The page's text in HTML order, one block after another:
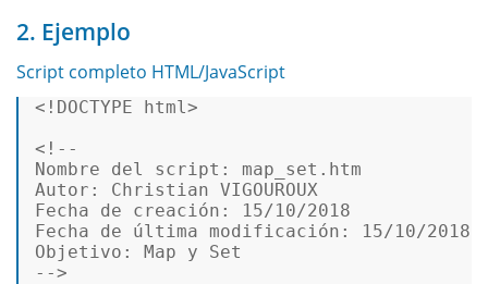
2. Ejemplo
Script completo HTML/JavaScript
<!DOCTYPE html>
<!--
Nombre del script: map_set.htm
Autor: Christian VIGOUROUX
Fecha de creación: 15/10/2018
Fecha de última modificación: 15/10/
Objetivo: Map y Set
-->